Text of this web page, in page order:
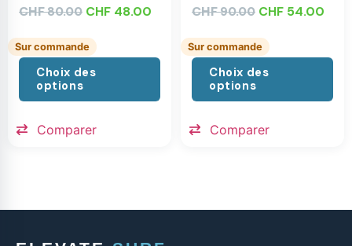
CHF80.00 CHF 48.00
Sur commande
Choix des
options
Comparer
CHF90.00 CHF 54.00
Sur commande
Choix des
options
Comparer